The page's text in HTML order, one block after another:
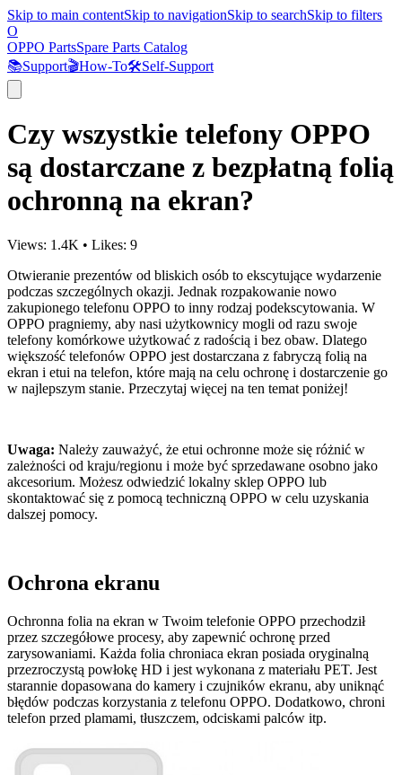
Skip to main contentSkip to navigationSkip to searchSkip to filters
O
OPPO PartsSpare Parts Catalog
📚Support🎬How-To🛠️Self-Support
Czy wszystkie telefony OPPO
są dostarczane z bezpłatną folią
ochronną na ekran?
Views: 1.4K • Likes: 9
Otwieranie prezentów od bliskich osób to ekscytujące wydarzenie
podczas szczególnych okazji. Jednak rozpakowanie nowo
zakupionego telefonu OPPO to inny rodzaj podekscytowania. W
OPPO pragniemy, aby nasi użytkownicy mogli od razu swoje
telefony komórkowe użytkować z radością i bez obaw. Dlatego
większość telefonów OPPO jest dostarczana z fabryczą folią na
ekran i etui na telefon, które mają na celu ochronę i dostarczenie go
w najlepszym stanie. Przeczytaj więcej na ten temat poniżej!
Uwaga: Należy zauważyć, że etui ochronne może się różnić w
zależności od kraju/regionu i może być sprzedawane osobno jako
akcesorium. Możesz odwiedzić lokalny sklep OPPO lub
skontaktować się z pomocą techniczną OPPO w celu uzyskania
dalszej pomocy.
Ochrona ekranu
Ochronna folia na ekran w Twoim telefonie OPPO przechodził
przez szczegółowe procesy, aby zapewnić ochronę przed
zarysowaniami. Każda folia chroniaca ekran posiada oryginalną
przezroczystą powłokę HD i jest wykonana z materiału PET. Jest
starannie dopasowana do kamery i czujników ekranu, aby uniknąć
błędów podczas korzystania z telefonu OPPO. Dodatkowo, chroni
telefon przed plamami, tłuszczem, odciskami palców itp.